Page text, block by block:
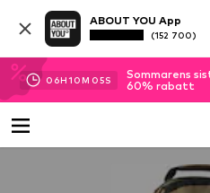
ABOUT YOU App
(152 700)
06H10M 04S
Sommarens
60% rabatt